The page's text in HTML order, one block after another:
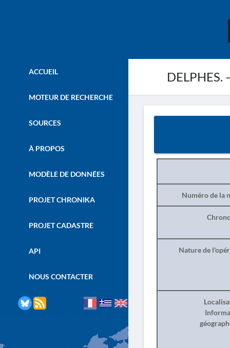
DELPHES.
ACCUEIL
MOTEUR DE RECHERCHE
SOURCES
À PROPOS
MODÈLE DE DONNÉES
PROJET CHRONIKA
PROJET CADASTRE
API
NOUS CONTACTER
Numéro de la
Nature de